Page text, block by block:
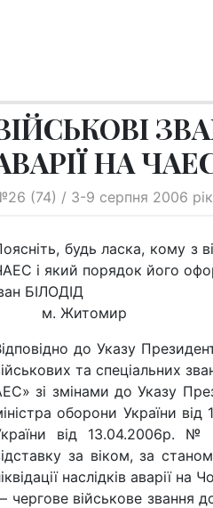
НА
(74) / 3-9 серпня 2006 рік
будь ласка, кому з
і який порядок його
БІЛОДІД
м. Житомир
до Указу
та спеціальних
зі змінами до Указу
оборони України
від 13.04.2006р. №
за віком, за
наслідків аварії
чергове військове звання